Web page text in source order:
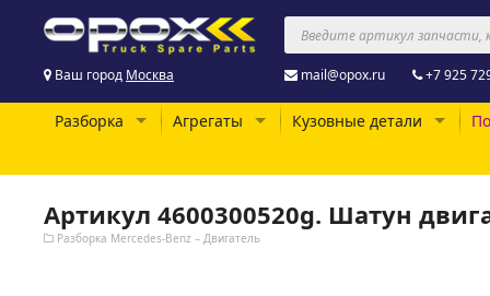
Ваш город Москва mail@opox.ru +7 925
Разборка Агрегаты Кузовные детали
Артикул 4600300520g. Шатун
Разборка Mercedes-Benz – Двигатель